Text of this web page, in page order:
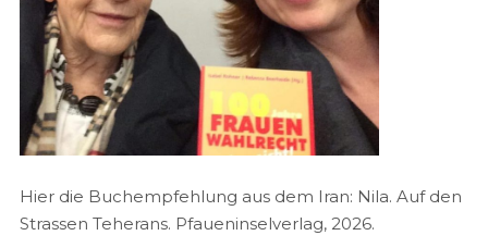
Hier die Buchempfehlung aus dem Iran: Nila. Auf den
Strassen Teherans. Pfaueninselverlag, 2026.